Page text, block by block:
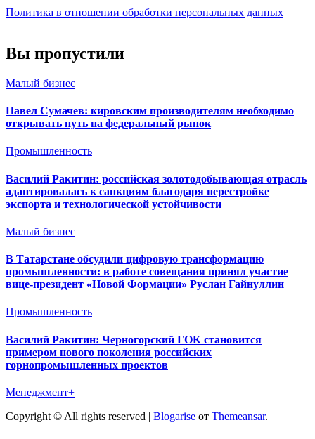
Политика в отношении обработки персональных данных
Вы пропустили
Малый бизнес
Павел Сумачев: кировским производителям необходимо
открывать путь на федеральный рынок
Промышленность
Василий Ракитин: российская золотодобывающая отрасль
адаптировалась к санкциям благодаря перестройке
экспорта и технологической устойчивости
Малый бизнес
В Татарстане обсудили цифровую трансформацию
промышленности: в работе совещания принял участие
вице-президент «Новой Формации» Руслан Гайнуллин
Промышленность
Василий Ракитин: Черногорский ГОК становится
примером нового поколения российских
горнопромышленных проектов
Менеджмент+
Copyright © All rights reserved | Blogarise от Themeansar.